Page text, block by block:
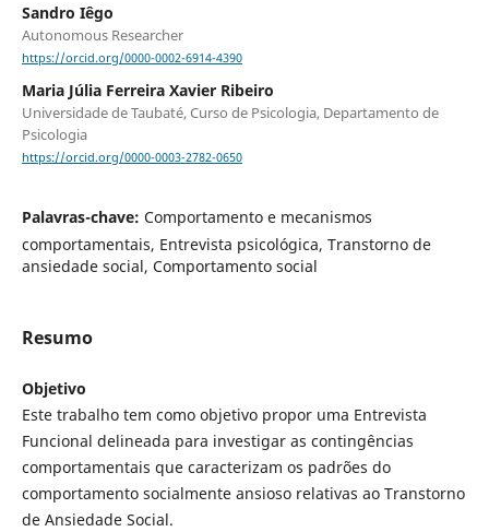
Sandro Iêgo
Autonomous Researcher
https://orcid.org/0000-0002-6914-4390
Maria Júlia Ferreira Xavier Ribeiro
Universidade de Taubaté, Curso de Psicologia, Departamento de
Psicologia
https://orcid.org/0000-0003-2782-0650
Palavras-chave: Comportamento e mecanismos
comportamentais, Entrevista psicológica, Transtorno de
ansiedade social, Comportamento social
Resumo
Objetivo
Este trabalho tem como objetivo propor uma Entrevista
Funcional delineada para investigar as contingências
comportamentais que caracterizam os padrões do
comportamento socialmente ansioso relativas ao Transtorno
de Ansiedade Social.